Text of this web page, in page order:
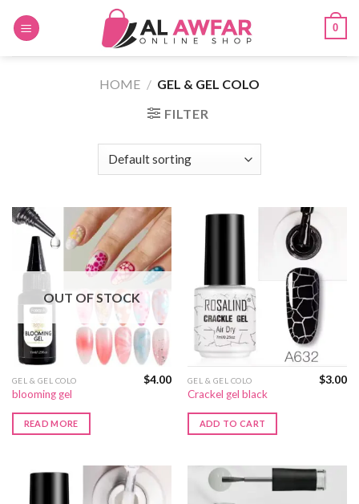
0
HOME / GEL & GEL COLO
FILTER
OUT OF STOCK
GEL & GEL COLO
blooming gel
$4.00
READ MORE
GEL & GEL COLO
Crackel gel black
$3.00
ADD TO CART